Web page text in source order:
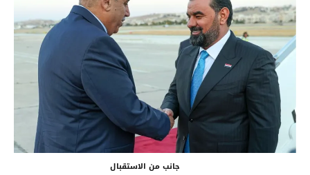
جانب من الاستقبال